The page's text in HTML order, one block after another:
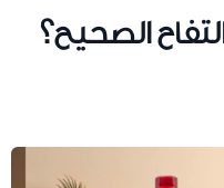
الصحيح؟